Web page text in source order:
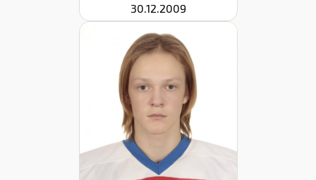
30.12.2009
Хват клюшки:
Правый
Дата заявки:
02.02.2021